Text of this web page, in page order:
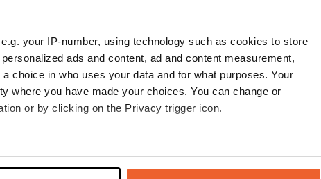
your IP-number, using technology such as cookies to store
ads and content, ad and content measurement,
choice in who uses your data and for what purposes. Your
where you have made your choices. You can change or
or by clicking on the Privacy trigger icon.
can be accurate to within several meters